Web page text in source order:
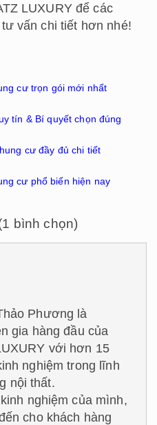
LUXURY để các
vấn chi tiết hơn nhé!
cư trọn gói mới nhất
tín & Bí quyết chọn đúng
cư đầy đủ chi tiết
cư phổ biến hiện nay
bình chọn)
Phương là
gia hàng đầu của
với hơn 15
nghiệm trong lĩnh
nội thất.
nghiệm của mình,
cho khách hàng